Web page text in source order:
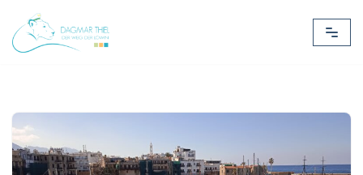
Zum